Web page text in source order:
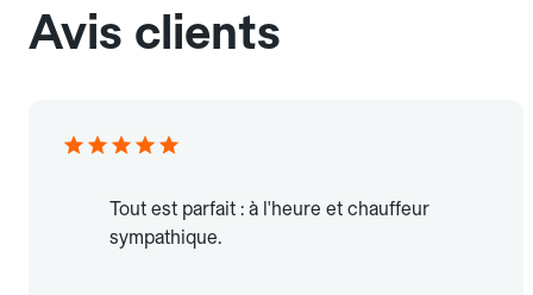
Avis clients
Tout est parfait : à l'heure et chauffeur
sympathique.